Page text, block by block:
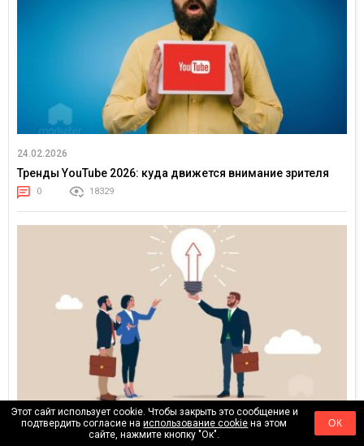
24.02.2026
Тренды YouTube 2026: куда движется внимание зрителя
0 18329
17.02.2026
Клиенты больше не покупают медиаплан — они покупают
Этот сайт использует cookie. Чтобы закрыть это сообщение и
подтвердить согласие наиспользование cookie на этом
сайте, нажмите кнопку "Ок".
ОК